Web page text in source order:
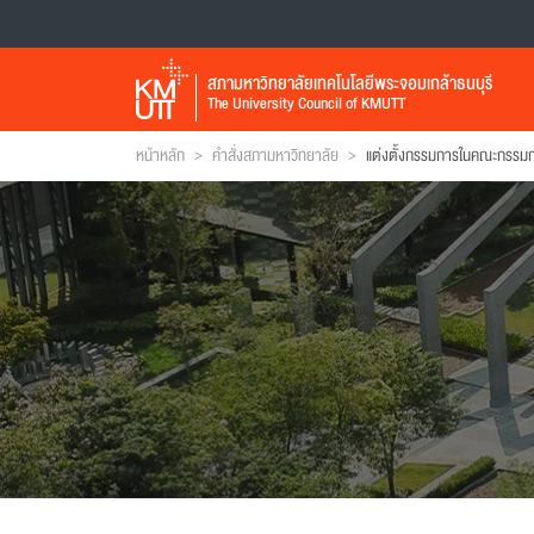
สภามหาวิทยาลัยเทคโนโลยีพระจอมเกล้าธนบุรี
The University Council of KMUTT
หน้าหลัก > คำสั่งสภามหาวิทยาลัย >